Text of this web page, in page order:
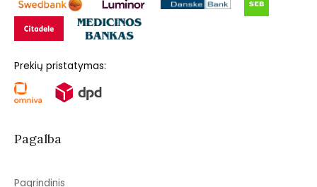
Prekių pristatymas:
Pagalba
Pagrindinis